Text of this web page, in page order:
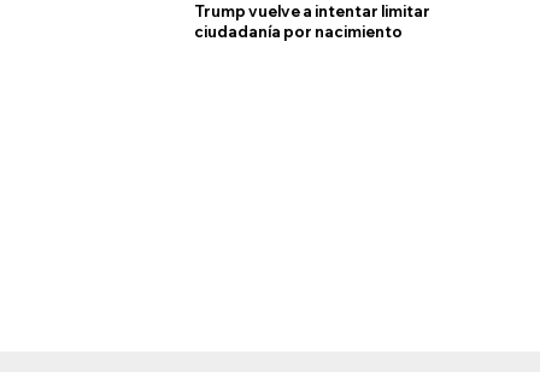
Trump vuelve a intentar limitar
ciudadanía por nacimiento